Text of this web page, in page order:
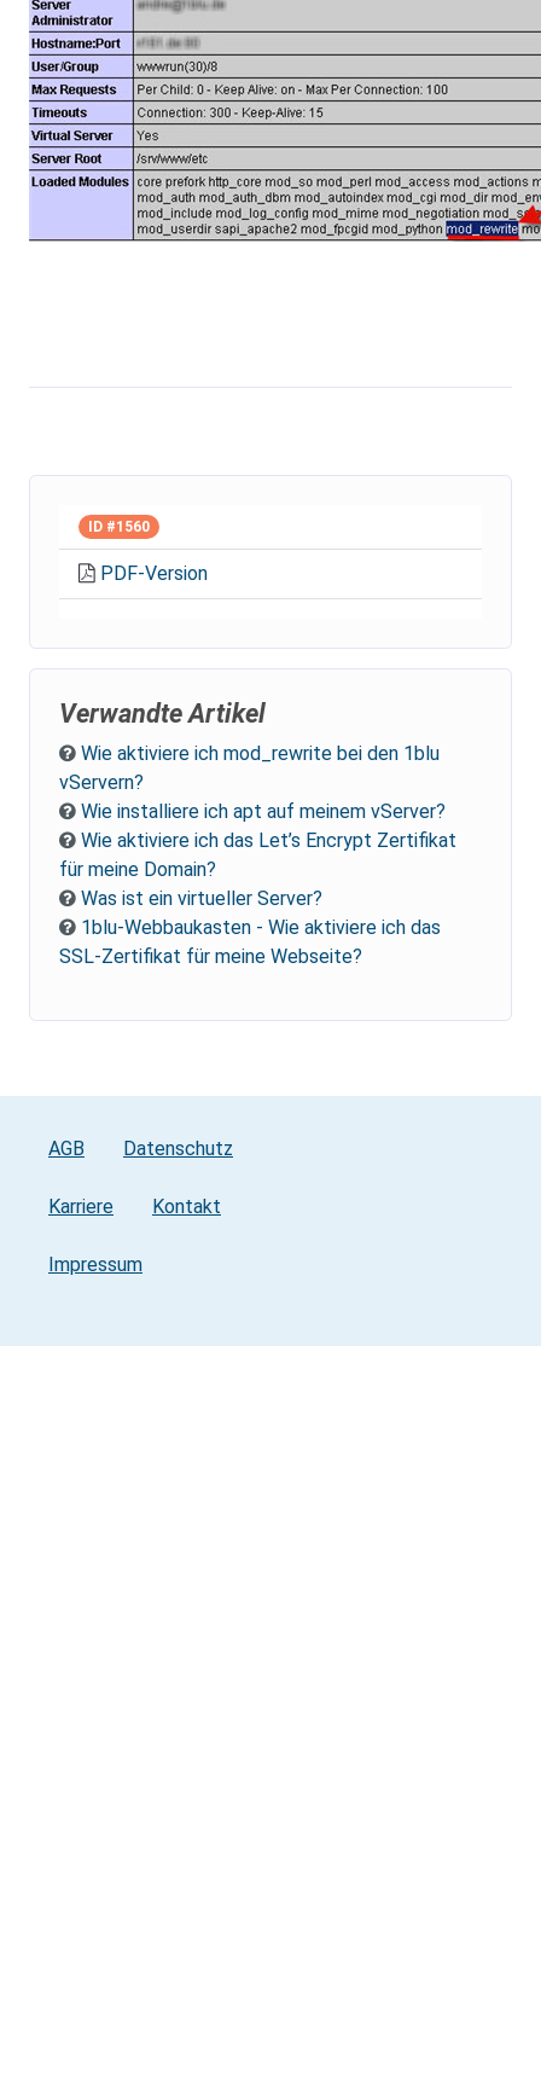
ID #1560
PDF-Version
Verwandte Artikel
Wie aktiviere ich mod_rewrite bei den 1blu
vServern?
Wie installiere ich apt auf meinem vServer?
Wie aktiviere ich das Let’s Encrypt Zertifikat
für meine Domain?
Was ist ein virtueller Server?
1blu-Webbaukasten - Wie aktiviere ich das
SSL-Zertifikat für meine Webseite?
AGB Datenschutz
Karriere Kontakt
Impressum